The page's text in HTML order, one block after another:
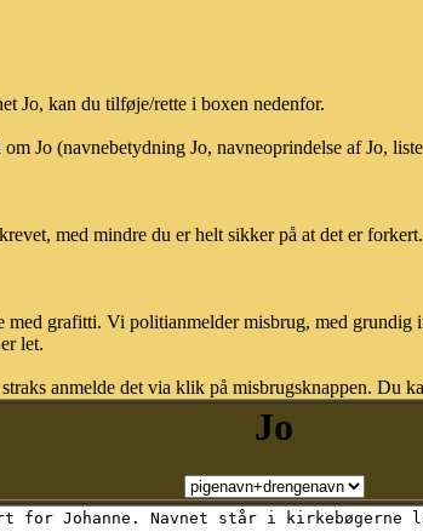
Jo, kan du tilføje/rette i boxen nedenfor.
Jo (navnebetydning Jo, navneoprindelse af Jo,
med mindre du er helt sikker på at det er forkert.
grafitti. Vi politianmelder misbrug, med grundig
let.
anmelde det via klik på misbrugsknappen. Du
Jo